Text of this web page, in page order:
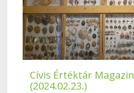
Cívis Értéktár Magazin
(2024.02.23.)